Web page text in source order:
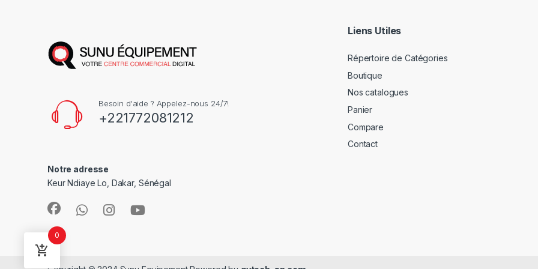
Besoin d'aide ? Appelez-nous 24/7!
+221772081212
Notre adresse
Keur Ndiaye Lo, Dakar, Sénégal
Liens Utiles
Répertoire de Catégories
Boutique
Nos catalogues
Panier
Compare
Contact
0